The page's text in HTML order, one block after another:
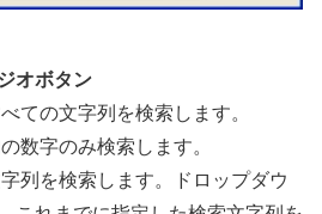
オボタン
の文字列を検索します。
字のみ検索します。
を検索します。ドロップダウ